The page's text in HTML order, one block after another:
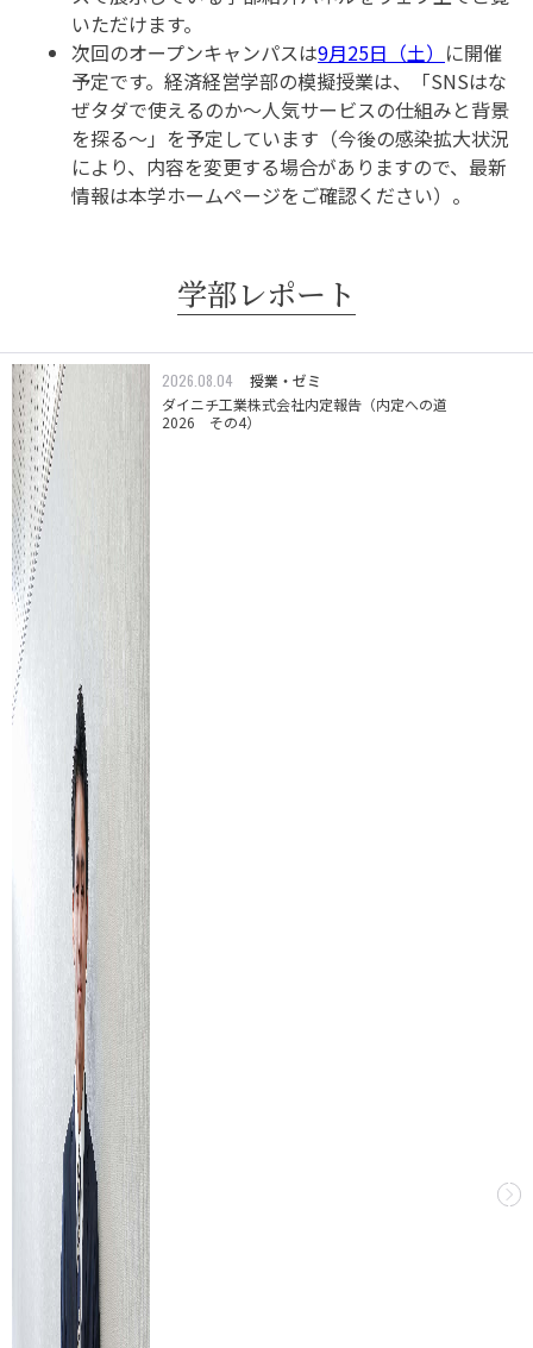
いただけます。
次回のオープンキャンパスは9月25日（土） に開催
予定です。経済経営学部の模擬授業は、「SNSはな
ぜタダで使えるのか～人気サービスの仕組みと背景
を探る～」を予定しています（今後の感染拡大状況
により、内容を変更する場合がありますので、最新
情報は本学ホームページをご確認ください）。
学部レポート
2026.08.04
授業・ゼミ
ダイニチ工業株式会社内定報告（内定への道
2026 その4）